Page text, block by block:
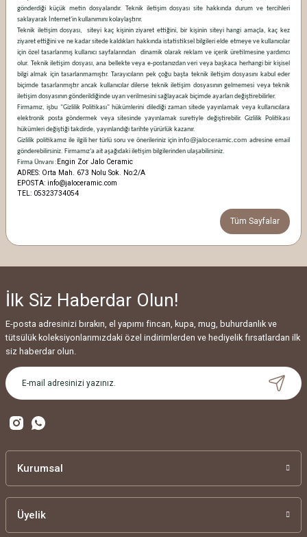
gönderdiği küçük metin dosyalarıdır. Teknik iletişim dosyası site hakkında durum ve tercihleri
saklayarak İnternet'in kullanımını kolaylaştırır.
Teknik iletişim dosyası, siteyi kaç kişinin ziyaret ettiğini, bir kişinin siteyi hangi amaçla, kaç kez
ziyaret ettiğini ve ne kadar sitede kaldıkları hakkında istatistiksel bilgileri elde etmeye ve kullanıcılar
için özel tasarlanmış kullanıcı sayfalarından dinamik olarak reklam ve içerik üretilmesine yardımcı
olur. Teknik iletişim dosyası, ana bellekte veya e-postanızdan veri veya başkaca herhangi bir kişisel
bilgi almak için tasarlanmamıştır. Tarayıcıların pek çoğu başta teknik iletişim dosyasını kabul eder
biçimde tasarlanmıştır ancak kullanıcılar dilerse teknik iletişim dosyasının gelmemesi veya teknik
iletişim dosyasının gönderildiğinde uyarı verilmesini sağlayacak biçimde ayarları değiştirebilirler.
Firmamız, işbu "Gizlilik Politikası" hükümlerini dilediği zaman sitede yayınlamak veya kullanıcılara
elektronik posta göndermek veya sitesinde yayınlamak suretiyle değiştirebilir. Gizlilik Politikası
hükümleri değiştiği takdirde, yayınlandığı tarihte yürürlük kazanır.
Gizlilik politikamız ile ilgili her türlü soru ve önerileriniz içininfo@jaloceramic.com adresine email
gönderebilirsiniz. Firmamız’a ait aşağıdaki iletişim bilgilerinden ulaşabilirsiniz.
Firma Ünvanı : Engin Zor Jalo Ceramic
ADRES: Orta Mah. 673 Nolu Sok. No:2/A
EPOSTA: info@jaloceramic.com
TEL: 05323734054
Tüm Sayfalar
İlk Siz Haberdar Olun!
E-posta adresinizi bırakın, el yapımı fincan, kupa, mug, buhurdanlık ve
tütsülük koleksiyonlarımızdaki özel indirimlerden ve hediyelik fırsatlardan ilk
siz haberdar olun.
Kurumsal
Üyelik